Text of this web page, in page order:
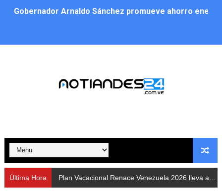
Gobernador Arnaldo Sánchez promueve ahorro
Cuerpos de Seguridad activaron operativos
Alcaldía de Libertador impulsa el Plan Ofensiva
Cidata y el Observatorio Astronómico Nacional de
Concejo Municipal de Zea celebra distinción de
Última Hora Plan Vacacional Renace Venezuela 2026 lleva actividades recreativas a Los Guaimaros